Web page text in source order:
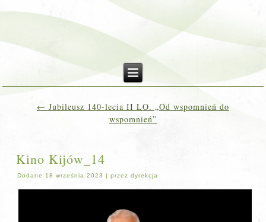
← Jubileusz 140-lecia II LO. „Od wspomnień do
wspomnień”
Kino Kijów_14
Dodane 18 września 2023 |przez dyrekcja